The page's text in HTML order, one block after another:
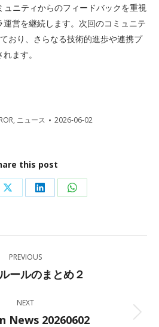
ュニティからのフィードバックを重視
運営を継続します。次回のコミュニテ
おり、さらなる技術的進歩や連携プ
ます。
ROR, ニュース 2026-06-02
this post
Share
X
Share
LinkedIn
Share
WhatsApp
PREVIOUS
Previous
ールのまとめ２
NEXT
Next
News 20260602